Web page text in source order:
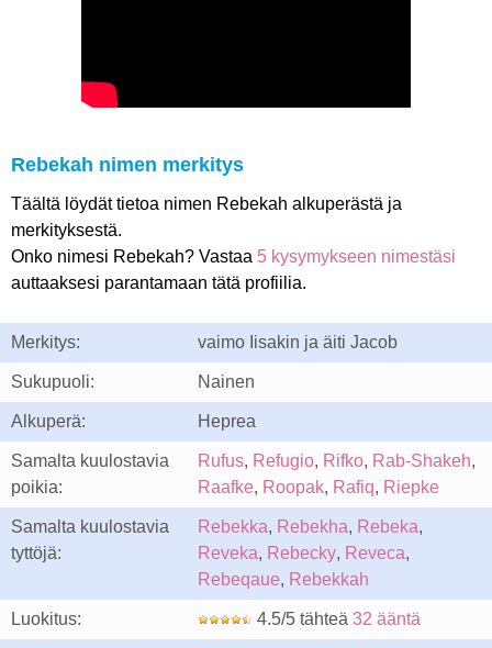
Rebekah nimen merkitys
Täältä löydät tietoa nimen Rebekah alkuperästä ja
merkityksestä.
Onko nimesi Rebekah? Vastaa 5 kysymykseen nimestäsi
auttaaksesi parantamaan tätä profiilia.
Merkitys: vaimo Iisakin ja äiti Jacob
Sukupuoli: Nainen
Alkuperä: Heprea
Samalta kuulostavia
poikia:
Rufus, Refugio, Rifko, Rab-Shakeh,
Raafke, Roopak, Rafiq, Riepke
Samalta kuulostavia
tyttöjä:
Rebekka, Rebekha, Rebeka,
Reveka, Rebecky, Reveca,
Rebeqaue, Rebekkah
Luokitus: 4.5/5 tähteä 32 ääntä